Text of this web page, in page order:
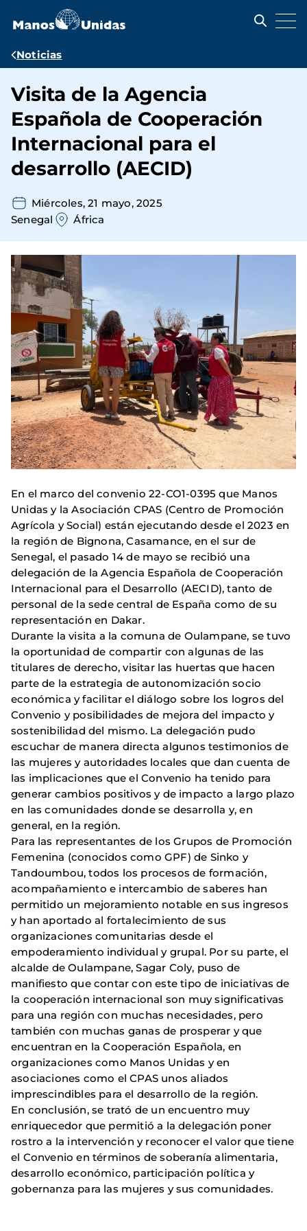
contenido
Ruta
navegación
Noticias
Visita de la Agencia
Española de Cooperación
Internacional para el
desarrollo (AECID)
Miércoles, 21 mayo, 2025
Senegal
África
En el marco del convenio 22-CO1-0395 que Manos
Unidas y la Asociación CPAS (Centro de Promoción
Agrícola y Social) están ejecutando desde el 2023 en
la región de Bignona, Casamance, en el sur de
Senegal, el pasado 14 de mayo se recibió una
delegación de la Agencia Española de Cooperación
Internacional para el Desarrollo (AECID), tanto de
personal de la sede central de España como de su
representación en Dakar.
Durante la visita a la comuna de Oulampane, se tuvo
la oportunidad de compartir con algunas de las
titulares de derecho, visitar las huertas que hacen
parte de la estrategia de autonomización socio
económica y facilitar el diálogo sobre los logros del
Convenio y posibilidades de mejora del impacto y
sostenibilidad del mismo. La delegación pudo
escuchar de manera directa algunos testimonios de
las mujeres y autoridades locales que dan cuenta de
las implicaciones que el Convenio ha tenido para
generar cambios positivos y de impacto a largo plazo
en las comunidades donde se desarrolla y, en
general, en la región.
Para las representantes de los Grupos de Promoción
Femenina (conocidos como GPF) de Sinko y
Tandoumbou, todos los procesos de formación,
acompañamiento e intercambio de saberes han
permitido un mejoramiento notable en sus ingresos
y han aportado al fortalecimiento de sus
organizaciones comunitarias desde el
empoderamiento individual y grupal. Por su parte, el
alcalde de Oulampane, Sagar Coly, puso de
manifiesto que contar con este tipo de iniciativas de
la cooperación internacional son muy significativas
para una región con muchas necesidades, pero
también con muchas ganas de prosperar y que
encuentran en la Cooperación Española, en
organizaciones como Manos Unidas y en
asociaciones como el CPAS unos aliados
imprescindibles para el desarrollo de la región.
En conclusión, se trató de un encuentro muy
enriquecedor que permitió a la delegación poner
rostro a la intervención y reconocer el valor que tiene
el Convenio en términos de soberanía alimentaria,
desarrollo económico, participación política y
gobernanza para las mujeres y sus comunidades.